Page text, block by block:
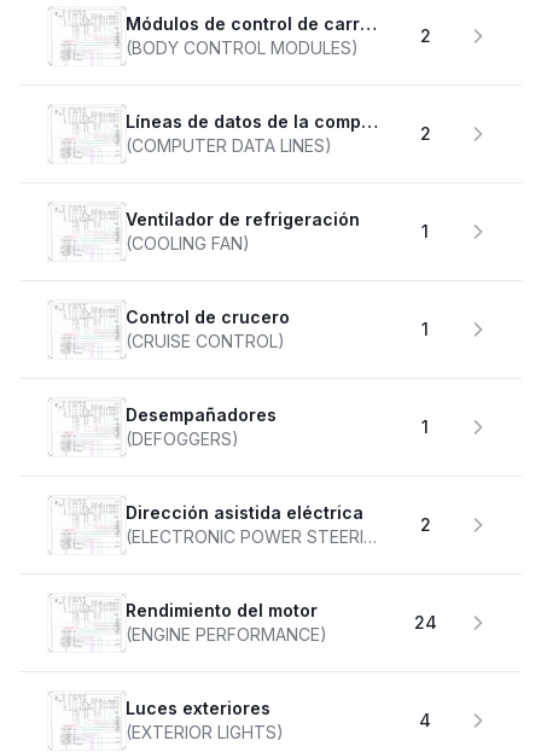
Módulos de control de carrocería
(BODY CONTROL MODULES)
2
Líneas de datos de la computadora
(COMPUTER DATA LINES)
2
Ventilador de refrigeración
(COOLING FAN)
1
Control de crucero
(CRUISE CONTROL)
1
desempañadores
(DEFOGGERS)
1
Dirección asistida eléctrica
(ELECTRONIC POWER STEERING)
2
Rendimiento del motor
(ENGINE PERFORMANCE)
24
Luces exteriores
(EXTERIOR LIGHTS)
4